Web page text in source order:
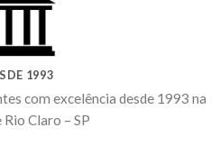
1993
com excelência desde 1993 na
Rio Claro – SP